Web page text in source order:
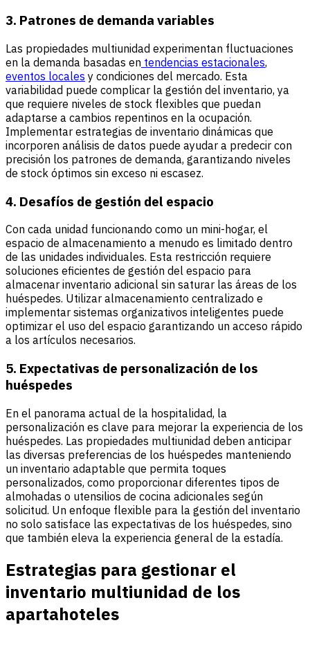
3. Patrones de demanda variables
Las propiedades multiunidad experimentan fluctuaciones
en la demanda basadas en tendencias estacionales,
eventos locales y condiciones del mercado. Esta
variabilidad puede complicar la gestión del inventario, ya
que requiere niveles de stock flexibles que puedan
adaptarse a cambios repentinos en la ocupación.
Implementar estrategias de inventario dinámicas que
incorporen análisis de datos puede ayudar a predecir con
precisión los patrones de demanda, garantizando niveles
de stock óptimos sin exceso ni escasez.
4. Desafíos de gestión del espacio
Con cada unidad funcionando como un mini-hogar, el
espacio de almacenamiento a menudo es limitado dentro
de las unidades individuales. Esta restricción requiere
soluciones eficientes de gestión del espacio para
almacenar inventario adicional sin saturar las áreas de los
huéspedes. Utilizar almacenamiento centralizado e
implementar sistemas organizativos inteligentes puede
optimizar el uso del espacio garantizando un acceso rápido
a los artículos necesarios.
5. Expectativas de personalización de los
huéspedes
En el panorama actual de la hospitalidad, la
personalización es clave para mejorar la experiencia de los
huéspedes. Las propiedades multiunidad deben anticipar
las diversas preferencias de los huéspedes manteniendo
un inventario adaptable que permita toques
personalizados, como proporcionar diferentes tipos de
almohadas o utensilios de cocina adicionales según
solicitud. Un enfoque flexible para la gestión del inventario
no solo satisface las expectativas de los huéspedes, sino
que también eleva la experiencia general de la estadía.
Estrategias para gestionar el
inventario multiunidad de los
apartahoteles